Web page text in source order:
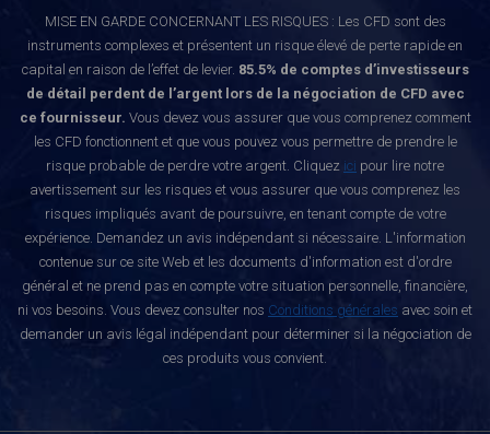
MISE EN GARDE CONCERNANT LES RISQUES : Les CFD sont des
instruments complexes et présentent un risque élevé de perte rapide en
capital en raison de l’effet de levier. 85.5% de comptes d’investisseurs
de détail perdent de l’argent lors de la négociation de CFD avec
ce fournisseur. Vous devez vous assurer que vous comprenez comment
les CFD fonctionnent et que vous pouvez vous permettre de prendre le
risque probable de perdre votre argent. Cliquez ici pour lire notre
avertissement sur les risques et vous assurer que vous comprenez les
risques impliqués avant de poursuivre, en tenant compte de votre
expérience. Demandez un avis indépendant si nécessaire. L'information
contenue sur ce site Web et les documents d'information est d'ordre
général et ne prend pas en compte votre situation personnelle, financière,
ni vos besoins. Vous devez consulter nos Conditions générales avec soin et
demander un avis légal indépendant pour déterminer si la négociation de
ces produits vous convient.